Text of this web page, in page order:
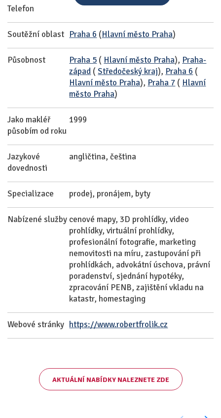
Telefon
Soutěžní oblast Praha 6 (Hlavní město Praha)
Působnost Praha 5 ( Hlavní město Praha), Praha-
západ (Středočeský kraj), Praha 6 (
Hlavní město Praha), Praha 7 ( Hlavní
město Praha)
Jako makléř
působím od roku
1999
Jazykové
dovednosti
angličtina, čeština
Specializace prodej, pronájem, byty
Nabízené služby cenové mapy, 3D prohlídky, video
prohlídky, virtuální prohlídky,
profesionální fotografie, marketing
nemovitosti na míru, zastupování při
prohlídkách, advokátní úschova, právní
poradenství, sjednání hypotéky,
zpracování PENB, zajištění vkladu na
katastr, homestaging
Webové stránky https://www.robertfrolik.cz
AKTUÁLNÍ NABÍDKY NALEZNETE ZDE